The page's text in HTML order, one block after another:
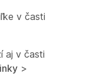
v časti
aj v časti
>